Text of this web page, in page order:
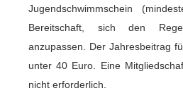
Jugendschwimmschein
Bereitschaft, sich den
anzupassen. Der Jahresbeitrag
unter 40 Euro. Eine
nicht erforderlich.